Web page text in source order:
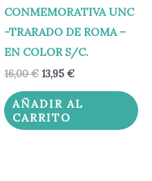
CONMEMORATIVA UNC
-TRARADO DE ROMA –
EN COLOR S/C.
16,00€ 13,95 €
AÑADIR AL
CARRITO